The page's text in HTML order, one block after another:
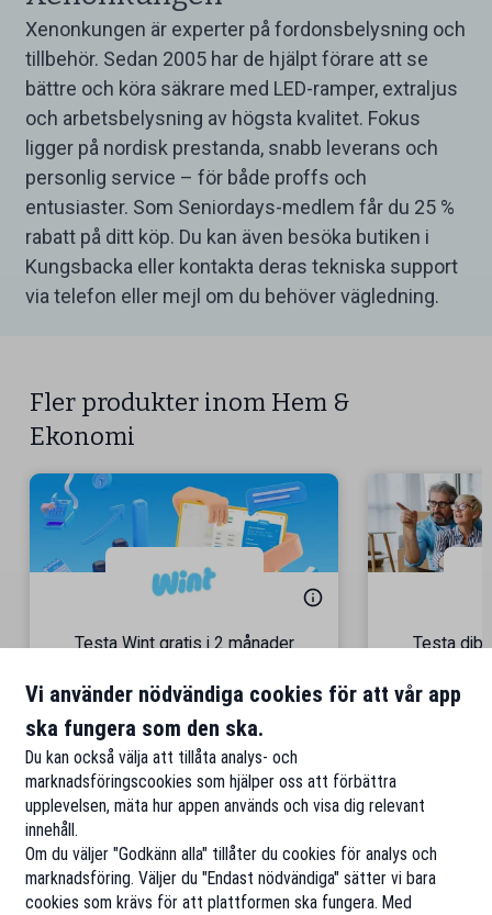
Xenonkungen är experter på fordonsbelysning och
tillbehör. Sedan 2005 har de hjälpt förare att se
bättre och köra säkrare med LED-ramper, extraljus
och arbetsbelysning av högsta kvalitet. Fokus
ligger på nordisk prestanda, snabb leverans och
personlig service – för både proffs och
entusiaster. Som Seniordays-medlem får du 25 %
rabatt på ditt köp. Du kan även besöka butiken i
Kungsbacka eller kontakta deras tekniska support
via telefon eller mejl om du behöver vägledning.
Fler produkter inom Hem &
Ekonomi
Testa Wint gratis i 2 månader
Till rabatten
Testa
Vi använder nödvändiga cookies för att vår app
ska fungera som den ska.
Du kan också välja att tillåta analys- och
marknadsföringscookies som hjälper oss att förbättra
upplevelsen, mäta hur appen används och visa dig relevant
innehåll.
Om du väljer "Godkänn alla" tillåter du cookies för analys och
marknadsföring. Väljer du "Endast nödvändiga" sätter vi bara
cookies som krävs för att plattformen ska fungera. Med